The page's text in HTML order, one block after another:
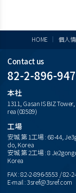
HOME 個人
Contact us
82-2-896-
本社
1311, Gasan IS BIZ
rea (08589)
工場
安城 第 1工場 : 68-44,
do, Korea
安城 第 2工場 : 8
Korea
FAX : 82-2-896-5553 / 82-
E-mail : 3sref@3sref.com